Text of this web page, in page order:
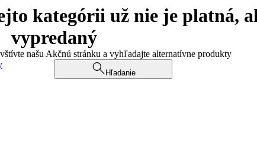
kategórii už nie je platná,
vypredaný
našu Akčnú stránku a vyhľadajte alternatívne produkty
Hľadanie